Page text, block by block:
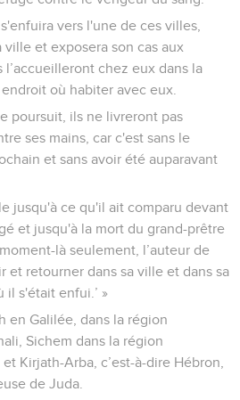
vers l'une de ces villes,
et exposera son cas aux
chez eux dans la
où habiter avec eux.
poursuit, ils ne livreront pas
ses mains, car c'est sans le
et sans avoir été auparavant
jusqu'à ce qu'il ait comparu devant
et jusqu'à la mort du grand-prêtre
là seulement, l’auteur de
et retourner dans sa ville et dans sa
il s'était enfui.’ »
en Galilée, dans la région
Sichem dans la région
Kirjath-Arba, c’est-à-dire Hébron,
de Juda.